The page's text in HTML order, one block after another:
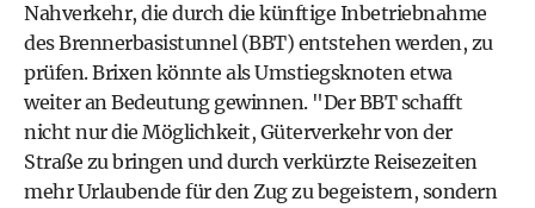
Nahverkehr, die durch die künftige Inbetriebnahme
des Brennerbasistunnel (BBT) entstehen werden, zu
prüfen. Brixen könnte als Umstiegsknoten etwa
weiter an Bedeutung gewinnen. "Der BBT schafft
nicht nur die Möglichkeit, Güterverkehr von der
Straße zu bringen und durch verkürzte Reisezeiten
mehr Urlaubende für den Zug zu begeistern, sondern